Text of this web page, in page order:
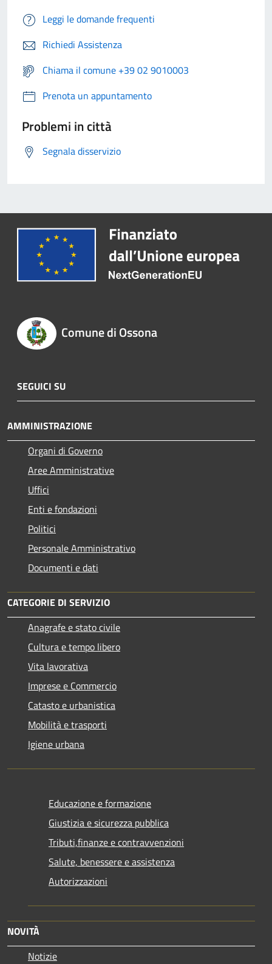
Leggi le domande frequenti
Richiedi Assistenza
Chiama il comune +39 02 9010003
Prenota un appuntamento
Problemi in città
Segnala disservizio
Comune di Ossona
SEGUICI SU
AMMINISTRAZIONE
Organi di Governo
Aree Amministrative
Uffici
Enti e fondazioni
Politici
Personale Amministrativo
Documenti e dati
CATEGORIE DI SERVIZIO
Anagrafe e stato civile
Cultura e tempo libero
Vita lavorativa
Imprese e Commercio
Catasto e urbanistica
Mobilità e trasporti
Igiene urbana
Educazione e formazione
Giustizia e sicurezza pubblica
Tributi,finanze e contravvenzioni
Salute, benessere e assistenza
Autorizzazioni
NOVITÀ
Notizie